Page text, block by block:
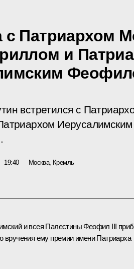
с Патриархом
и
встретился с
19:40 Москва, Кремль
и всея Палестины Феофил III
вручения ему премии имени Патриарха